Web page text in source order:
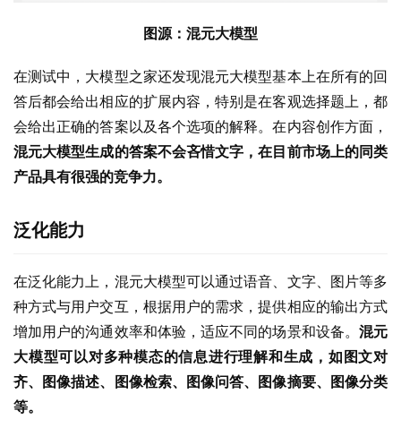
图源：混元大模型
在测试中，大模型之家还发现混元大模型基本上在所有的回
答后都会给出相应的扩展内容，特别是在客观选择题上，都
会给出正确的答案以及各个选项的解释。在内容创作方面，
混元大模型生成的答案不会吝惜文字，在目前市场上的同类
产品具有很强的竞争力。
泛化能力
在泛化能力上，混元大模型可以通过语音、文字、图片等多
种方式与用户交互，根据用户的需求，提供相应的输出方式
增加用户的沟通效率和体验，适应不同的场景和设备。 混元
大模型可以对多种模态的信息进行理解和生成，如图文对
齐、图像描述、图像检索、图像问答、图像摘要、图像分类
等。